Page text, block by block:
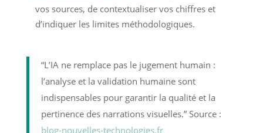
vos sources, de contextualiser vos chiffres et
d’indiquer les limites méthodologiques.
“L’IA ne remplace pas le jugement humain :
l’analyse et la validation humaine sont
indispensables pour garantir la qualité et la
pertinence des narrations visuelles.” Source :
blog-nouvelles-technologies.fr